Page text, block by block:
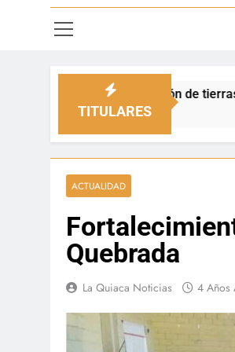
TITULARES
de tierras en zonas de frontera
ACTUALIDAD
Quebrada
La Quiaca Noticias 4 Años